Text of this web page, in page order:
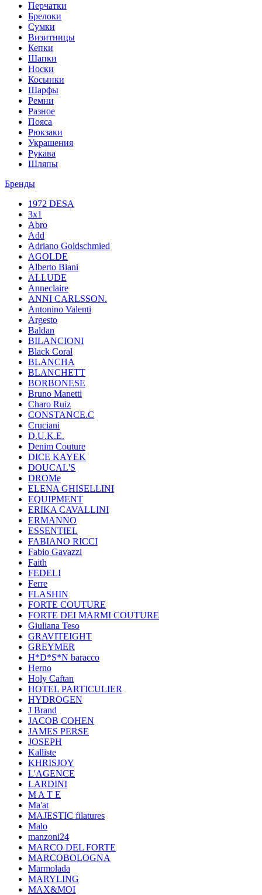
Перчатки
Брелоки
Сумки
Визитницы
Кепки
Шапки
Носки
Косынки
Шарфы
Ремни
Разное
Пояса
Рюкзаки
Украшения
Рукава
Шляпы
Бренды
1972 DESA
3x1
Abro
Add
Adriano Goldschmied
AGOLDE
Alberto Biani
ALLUDE
Anneclaire
ANNI CARLSSON.
Antonino Valenti
Argesto
Baldan
BILANCIONI
Black Coral
BLANCHA
BLANCHETT
BORBONESE
Bruno Manetti
Charo Ruiz
CONSTANCE.C
Cruciani
D.U.K.E.
Denim Couture
DICE KAYEK
DOUCAL'S
DROMe
ELENA GHISELLINI
EQUIPMENT
ERIKA CAVALLINI
ERMANNO
ESSENTIEL
FABIANO RICCI
Fabio Gavazzi
Faith
FEDELI
Ferre
FLASHIN
FORTE COUTURE
FORTE DEI MARMI COUTURE
Giuliana Teso
GRAVITEIGHT
GREYMER
H*D*S*N baracco
Herno
Holy Caftan
HOTEL PARTICULIER
HYDROGEN
J Brand
JACOB COHEN
JAMES PERSE
JOSEPH
Kalliste
KHRISJOY
L'AGENCE
LARDINI
M A T E
Ma'at
MAJESTIC filatures
Malo
manzoni24
MARCO DEL FORTE
MARCOBOLOGNA
Marmolada
MARYLING
MAX&MOI